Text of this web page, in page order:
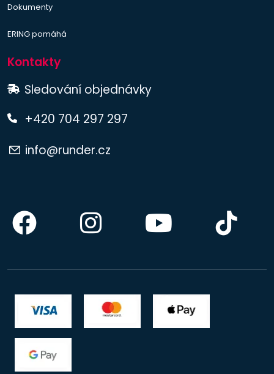
Dokumenty
ERING pomáhá
Kontakty
Sledování objednávky
+420 704 297 297
info@runder.cz